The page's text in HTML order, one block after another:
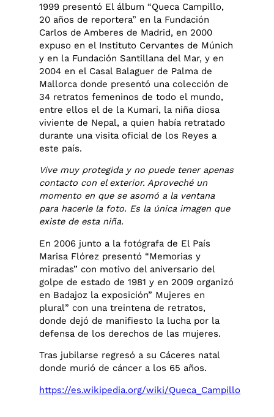
1999 presentó El álbum “Queca Campillo,
20 años de reportera” en la Fundación
Carlos de Amberes de Madrid, en 2000
expuso en el Instituto Cervantes de Múnich
y en la Fundación Santillana del Mar, y en
2004 en el Casal Balaguer de Palma de
Mallorca donde presentó una colección de
34 retratos femeninos de todo el mundo,
entre ellos el de la Kumari, la niña diosa
viviente de Nepal, a quien había retratado
durante una visita oficial de los Reyes a
este país.
Vive muy protegida y no puede tener apenas
contacto con el exterior. Aproveché un
momento en que se asomó a la ventana
para hacerle la foto. Es la única imagen que
existe de esta niña.
En 2006 junto a la fotógrafa de El País
Marisa Flórez presentó “Memorias y
miradas” con motivo del aniversario del
golpe de estado de 1981 y en 2009 organizó
en Badajoz la exposición” Mujeres en
plural” con una treintena de retratos,
donde dejó de manifiesto la lucha por la
defensa de los derechos de las mujeres.
Tras jubilarse regresó a su Cáceres natal
donde murió de cáncer a los 65 años.
https://es.wikipedia.org/wiki/Queca_Campillo